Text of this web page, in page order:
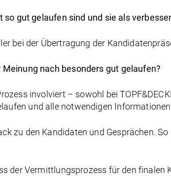
so gut gelaufen sind und sie als
bei der Übertragung der
nach besonders gut gelaufen?
involviert – sowohl bei
und alle notwendigen
zu den Kandidaten und Gesprächen.
der Vermittlungsprozess für den